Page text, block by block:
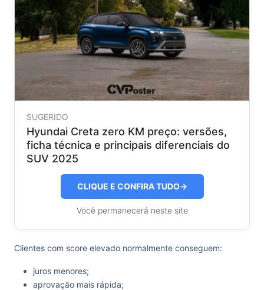
SUGERIDO
Hyundai Creta zero KM preço: versões,
ficha técnica e principais diferenciais do
SUV 2025
CLIQUE E CONFIRA TUDO→
Você permanecerá neste site
Clientes com score elevado normalmente conseguem:
juros menores;
aprovação mais rápida;